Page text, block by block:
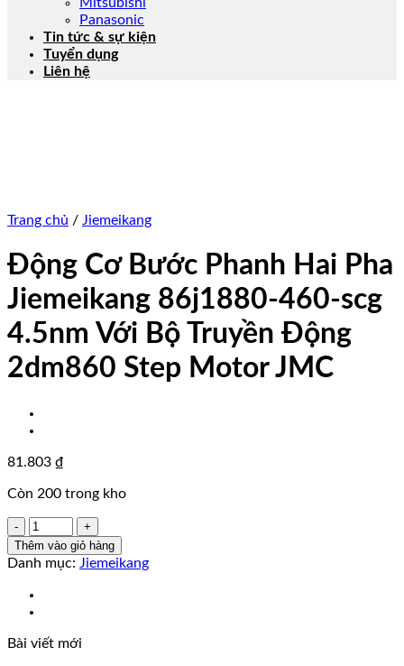
Panasonic
Tin tức & sự kiện
Tuyển dụng
Liên hệ
Trang chủ / Jiemeikang
Động Cơ Bước Phanh Hai Pha
Jiemeikang 86j1880-460-scg
4.5nm Với Bộ Truyền Động
2dm860 Step Motor JMC
81.803 ₫
Còn 200 trong kho
Động
Cơ
Bước
Hai
Pha
86j1880-
Thêm vào giỏ hàng
Danh mục: Jiemeikang
Bài viết mới